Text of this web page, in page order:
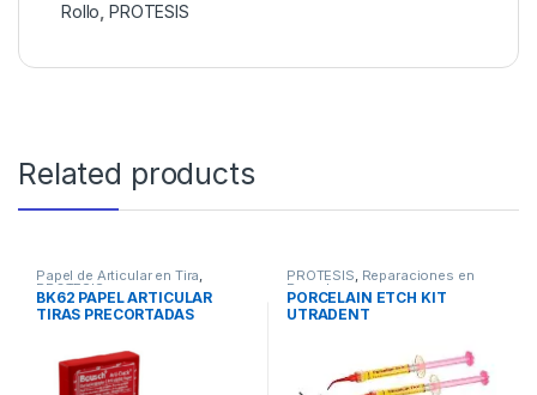
Rollo ,PROTESIS
Related products
Papel de Articular en Tira,
PROTESIS
BK62 PAPEL ARTICULAR
TIRAS PRECORTADAS
PROTESIS, Reparaciones en
Porcelana
PORCELAIN ETCH KIT
UTRADENT